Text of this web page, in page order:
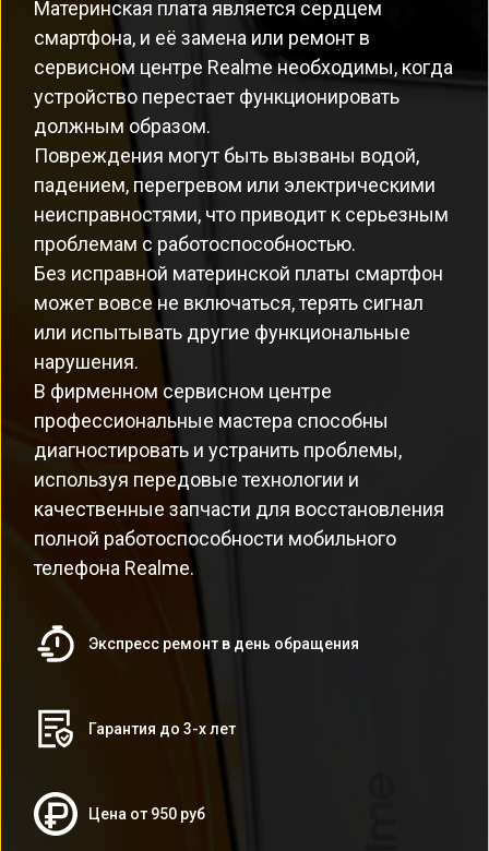
Материнская плата является сердцем
смартфона, и её замена или ремонт в
сервисном центре Realme необходимы, когда
устройство перестает функционировать
должным образом.
Повреждения могут быть вызваны водой,
падением, перегревом или электрическими
неисправностями, что приводит к серьезным
проблемам с работоспособностью.
Без исправной материнской платы смартфон
может вовсе не включаться, терять сигнал
или испытывать другие функциональные
нарушения.
В фирменном сервисном центре
профессиональные мастера способны
диагностировать и устранить проблемы,
используя передовые технологии и
качественные запчасти для восстановления
полной работоспособности мобильного
телефона Realme.
Экспресс ремонт в день обращения
Гарантия до 3-х лет
Цена от 950 руб